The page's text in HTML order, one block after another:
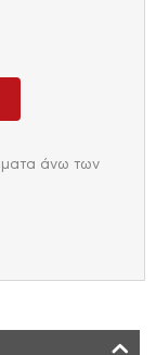
άνω των